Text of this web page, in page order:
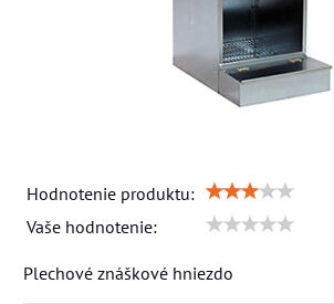
Hodnotenie produktu:
Vaše hodnotenie:
Plechové znáškové hniezdo